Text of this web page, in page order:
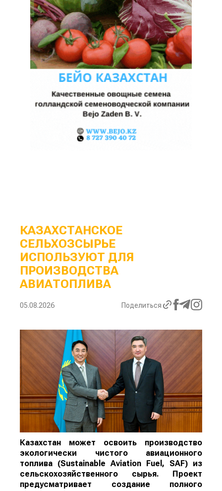
КАЗАХСТАНСКОЕ
СЕЛЬХОЗСЫРЬЕ
ИСПОЛЬЗУЮТ ДЛЯ
ПРОИЗВОДСТВА
АВИАТОПЛИВА
05.08.2026 Поделиться
Казахстан может освоить производство
экологически чистого авиационного
топлива (Sustainable Aviation Fuel, SAF) из
сельскохозяйственного сырья. Проект
предусматривает создание полного